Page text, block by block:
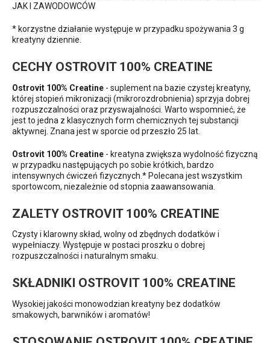
JAK I ZAWODOWCÓW
* korzystne działanie występuje w przypadku spożywania 3 g
kreatyny dziennie.
CECHY OSTROVIT 100% CREATINE
Ostrovit 100% Creatine - suplement na bazie czystej kreatyny,
której stopień mikronizacji (mikrorozdrobnienia) sprzyja dobrej
rozpuszczalności oraz przyswajalności. Warto wspomnieć, że
jest to jedna z klasycznych form chemicznych tej substancji
aktywnej. Znana jest w sporcie od przeszło 25 lat.
Ostrovit 100% Creatine - kreatyna zwiększa wydolność fizyczną
w przypadku następujących po sobie krótkich, bardzo
intensywnych ćwiczeń fizycznych.* Polecana jest wszystkim
sportowcom, niezależnie od stopnia zaawansowania.
ZALETY OSTROVIT 100% CREATINE
Czysty i klarowny skład, wolny od zbędnych dodatków i
wypełniaczy. Występuje w postaci proszku o dobrej
rozpuszczalności i naturalnym smaku.
SKŁADNIKI OSTROVIT 100% CREATINE
Wysokiej jakości monowodzian kreatyny bez dodatków
smakowych, barwników i aromatów!